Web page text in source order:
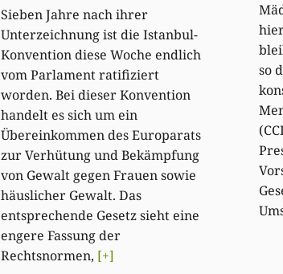
Sieben Jahre nach ihrer
Unterzeichnung ist die Istanbul-
Konvention diese Woche endlich
vom Parlament ratifiziert
worden. Bei dieser Konvention
handelt es sich um ein
Übereinkommen des Europarats
zur Verhütung und Bekämpfung
von Gewalt gegen Frauen sowie
häuslicher Gewalt. Das
entsprechende Gesetz sieht eine
engere Fassung der
Rechtsnormen, [+]
so